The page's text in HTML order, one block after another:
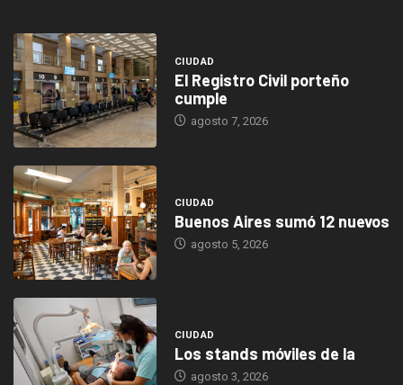
CIUDAD
El Registro Civil porteño
cumple
agosto 7, 2026
CIUDAD
Buenos Aires sumó 12 nuevos
agosto 5, 2026
CIUDAD
Los stands móviles de la
agosto 3, 2026